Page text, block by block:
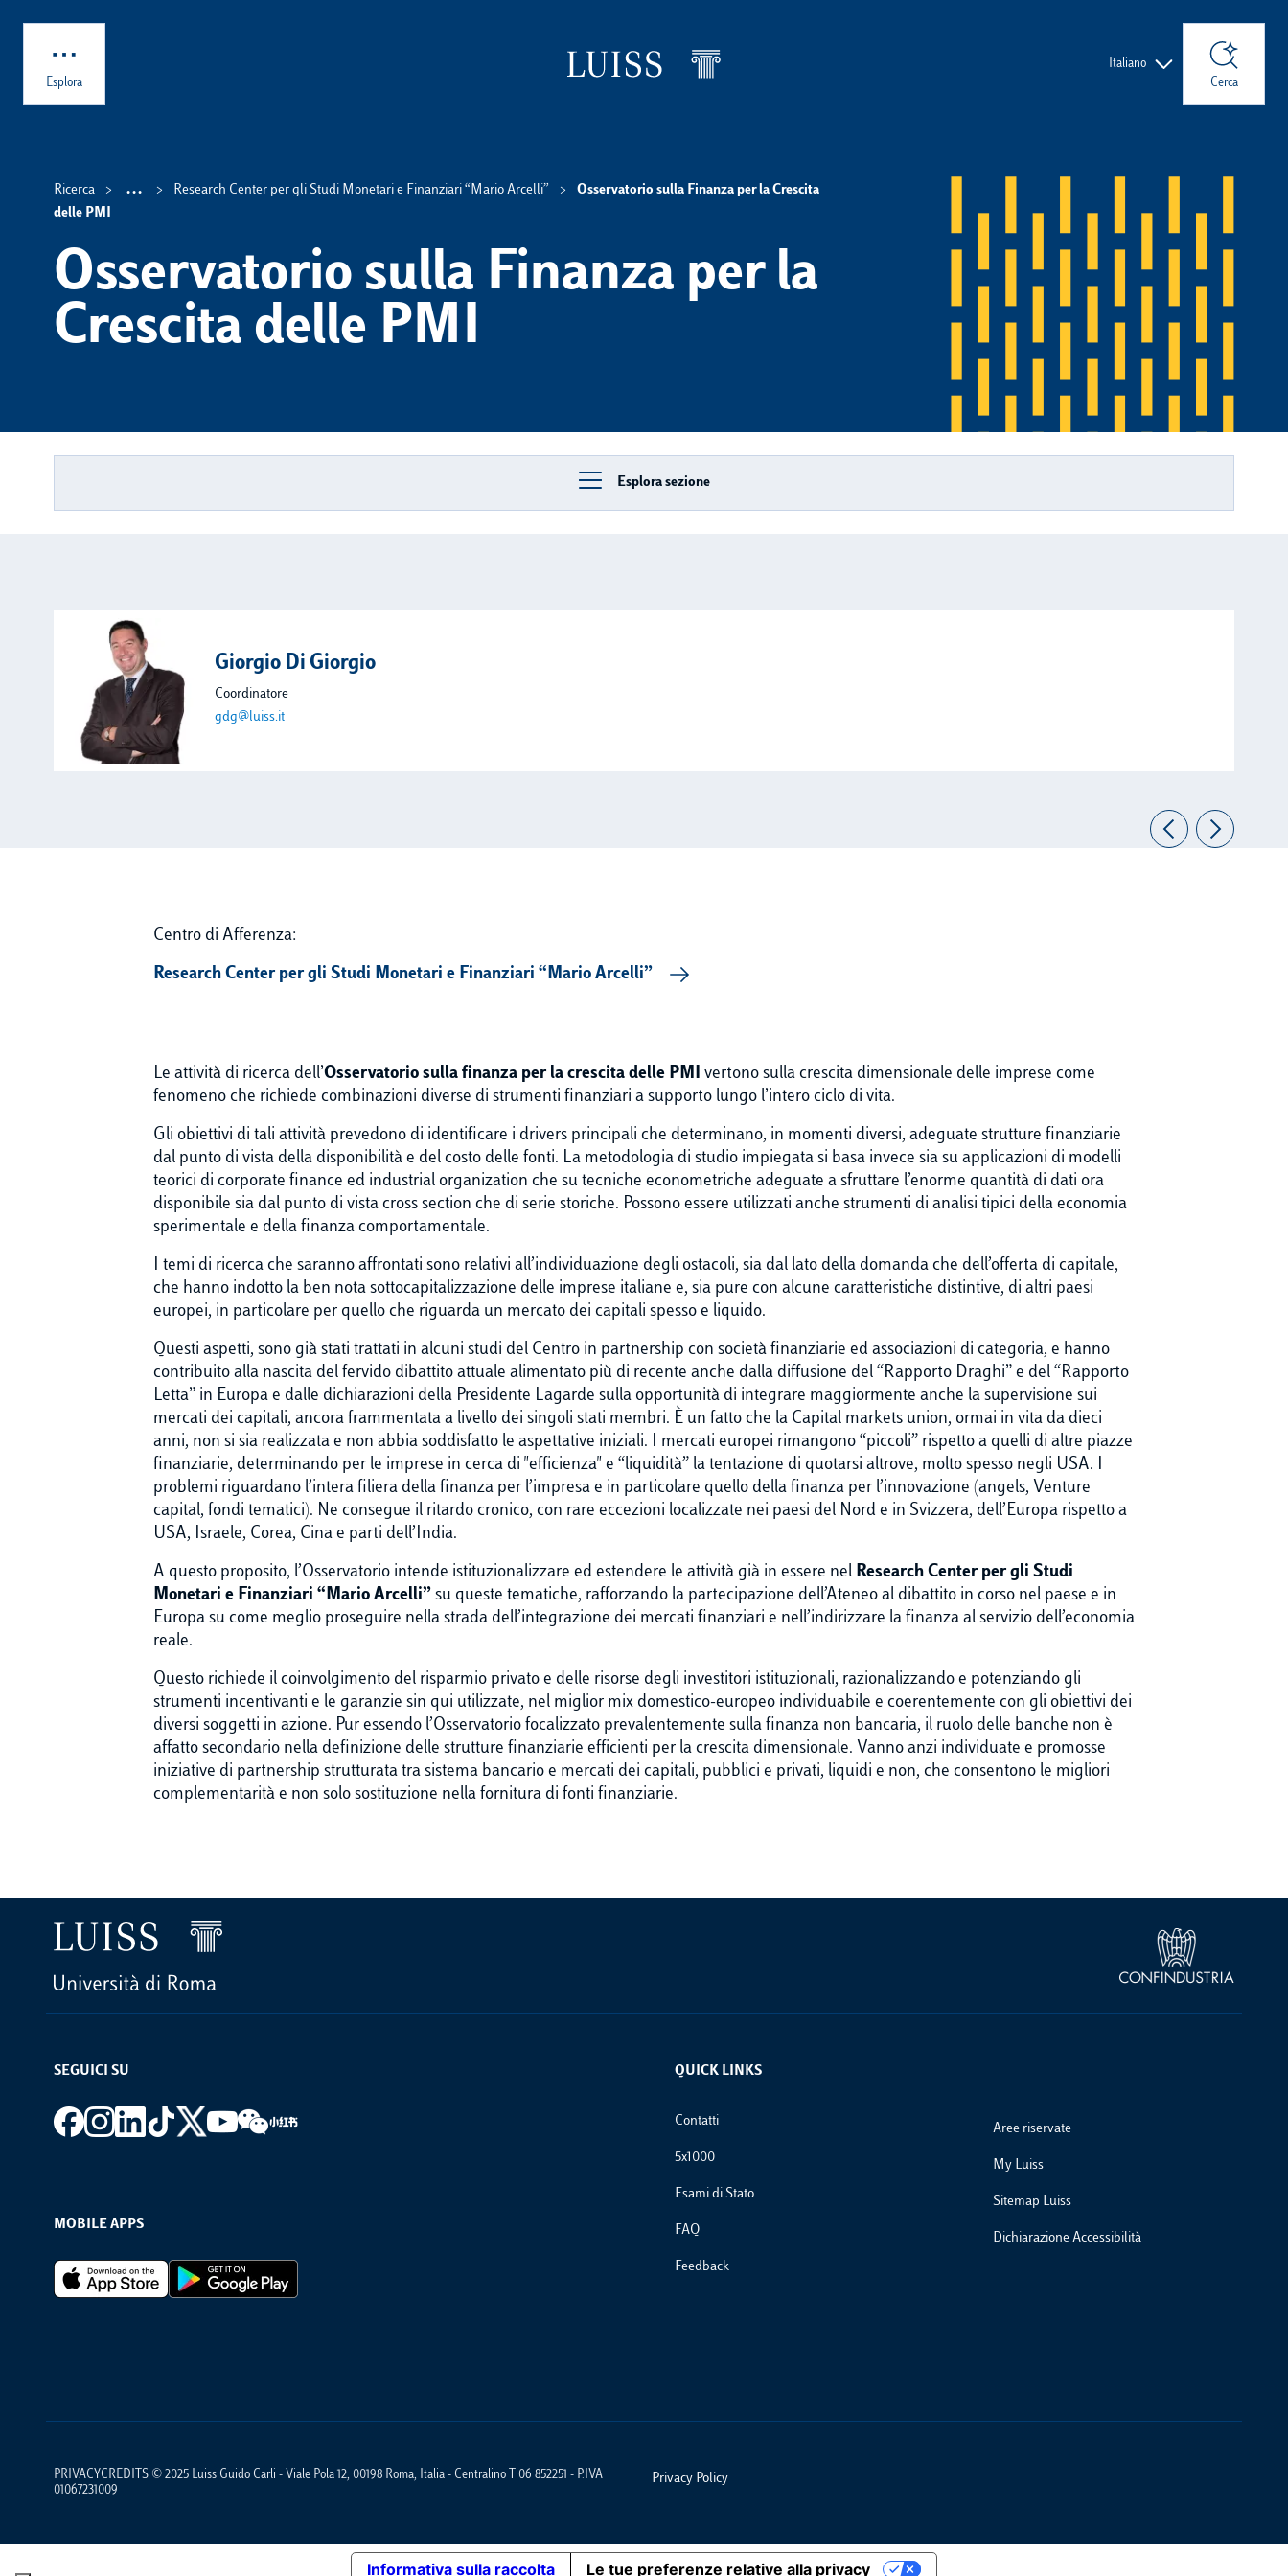
Esplora Cerca
Italiano
Ricerca ... Research Center per gli Studi Monetari e Finanziari “Mario Arcelli”
Osservatorio sulla Finanza per la Crescita
delle PMI
Osservatorio sulla Finanza per la
Crescita delle PMI
Esplora sezione
Giorgio Di Giorgio
Coordinatore
gdg@luiss.it
Centro di Afferenza:
Research Center per gli Studi Monetari e Finanziari “Mario Arcelli”
Le attività di ricerca dell’Osservatorio sulla finanza per la crescita delle PMI vertono sulla crescita dimensionale delle imprese come
fenomeno che richiede combinazioni diverse di strumenti finanziari a supporto lungo l’intero ciclo di vita.
Gli obiettivi di tali attività prevedono di identificare i drivers principali che determinano, in momenti diversi, adeguate strutture finanziarie
dal punto di vista della disponibilità e del costo delle fonti. La metodologia di studio impiegata si basa invece sia su applicazioni di modelli
teorici di corporate finance ed industrial organization che su tecniche econometriche adeguate a sfruttare l’enorme quantità di dati ora
disponibile sia dal punto di vista cross section che di serie storiche. Possono essere utilizzati anche strumenti di analisi tipici della economia
sperimentale e della finanza comportamentale.
I temi di ricerca che saranno affrontati sono relativi all’individuazione degli ostacoli, sia dal lato della domanda che dell’offerta di capitale,
che hanno indotto la ben nota sottocapitalizzazione delle imprese italiane e, sia pure con alcune caratteristiche distintive, di altri paesi
europei, in particolare per quello che riguarda un mercato dei capitali spesso e liquido.
Questi aspetti, sono già stati trattati in alcuni studi del Centro in partnership con società finanziarie ed associazioni di categoria, e hanno
contribuito alla nascita del fervido dibattito attuale alimentato più di recente anche dalla diffusione del “Rapporto Draghi” e del “Rapporto
Letta” in Europa e dalle dichiarazioni della Presidente Lagarde sulla opportunità di integrare maggiormente anche la supervisione sui
mercati dei capitali, ancora frammentata a livello dei singoli stati membri. È un fatto che la Capital markets union, ormai in vita da dieci
anni, non si sia realizzata e non abbia soddisfatto le aspettative iniziali. I mercati europei rimangono “piccoli” rispetto a quelli di altre piazze
finanziarie, determinando per le imprese in cerca di "efficienza" e “liquidità” la tentazione di quotarsi altrove, molto spesso negli USA. I
problemi riguardano l’intera filiera della finanza per l’impresa e in particolare quello della finanza per l’innovazione (angels, Venture
capital, fondi tematici). Ne consegue il ritardo cronico, con rare eccezioni localizzate nei paesi del Nord e in Svizzera, dell’Europa rispetto a
USA, Israele, Corea, Cina e parti dell’India.
A questo proposito, l’Osservatorio intende istituzionalizzare ed estendere le attività già in essere nel Research Center per gli Studi
Monetari e Finanziari “Mario Arcelli” su queste tematiche, rafforzando la partecipazione dell’Ateneo al dibattito in corso nel paese e in
Europa su come meglio proseguire nella strada dell’integrazione dei mercati finanziari e nell’indirizzare la finanza al servizio dell’economia
reale.
Questo richiede il coinvolgimento del risparmio privato e delle risorse degli investitori istituzionali, razionalizzando e potenziando gli
strumenti incentivanti e le garanzie sin qui utilizzate, nel miglior mix domestico-europeo individuabile e coerentemente con gli obiettivi dei
diversi soggetti in azione. Pur essendo l’Osservatorio focalizzato prevalentemente sulla finanza non bancaria, il ruolo delle banche non è
affatto secondario nella definizione delle strutture finanziarie efficienti per la crescita dimensionale. Vanno anzi individuate e promosse
iniziative di partnership strutturata tra sistema bancario e mercati dei capitali, pubblici e privati, liquidi e non, che consentono le migliori
complementarità e non solo sostituzione nella fornitura di fonti finanziarie.
SEGUICI SU
Footer social
MOBILE APPS
Footer Apps
QUICK LINKS
Footer Links
Contatti
5x1000
Esami di Stato
FAQ
Feedback
Aree riservate
My Luiss
Sitemap Luiss
Dichiarazione Accessibilità
PRIVACYCREDITS © 2025 Luiss Guido Carli - Viale Pola 12, 00198 Roma, Italia - Centralino T 06 852251 - P.IVA
01067231009
Footer Policies
Privacy Policy
Informativa sulla raccolta Le tue preferenze relative alla privacy